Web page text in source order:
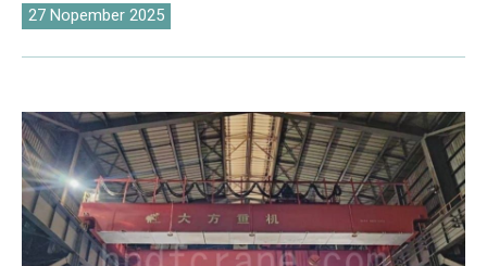
27 Nopember 2025
اردو
Українська
Беларуская мова
Kiswahili
Dansk
Norsk